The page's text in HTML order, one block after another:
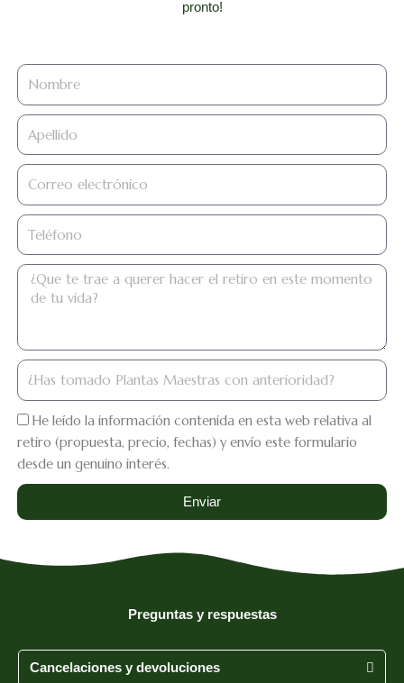
pronto!
firstname
lastname
Correo
electrónico
Teléfono
quetetrae
hastomado
He leído la información contenida en esta web relativa al
retiro (propuesta, precio, fechas) y envío este formulario
desde un genuino interés.
Enviar
Preguntas y respuestas
Cancelaciones y devoluciones